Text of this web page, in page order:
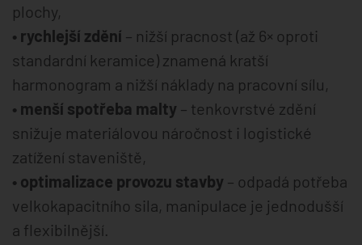
plochy,
• rychlejší zdění – nižší pracnost (až 6× oproti
standardní keramice) znamená kratší
harmonogram a nižší náklady na pracovní sílu,
• menší spotřeba malty – tenkovrstvé zdění
snižuje materiálovou náročnost i logistické
zatížení staveniště,
• optimalizace provozu stavby – odpadá potřeba
velkokapacitního sila, manipulace je jednodušší
a flexibilnější.